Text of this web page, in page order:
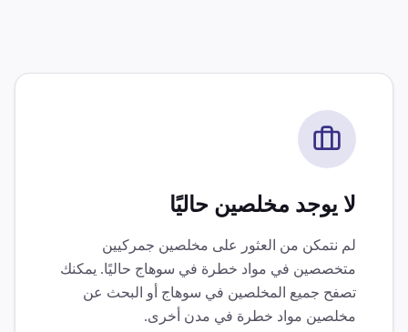
لا يوجد مخلصين حاليًا
لم نتمكن من العثور على مخلصين جمركيين
متخصصين في مواد خطرة في سوهاج حاليًا. يمكنك
تصفح جميع المخلصين في سوهاج أو البحث عن
مخلصين مواد خطرة في مدن أخرى.